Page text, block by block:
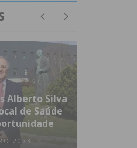
Alberto Silva
de Saúde
2023